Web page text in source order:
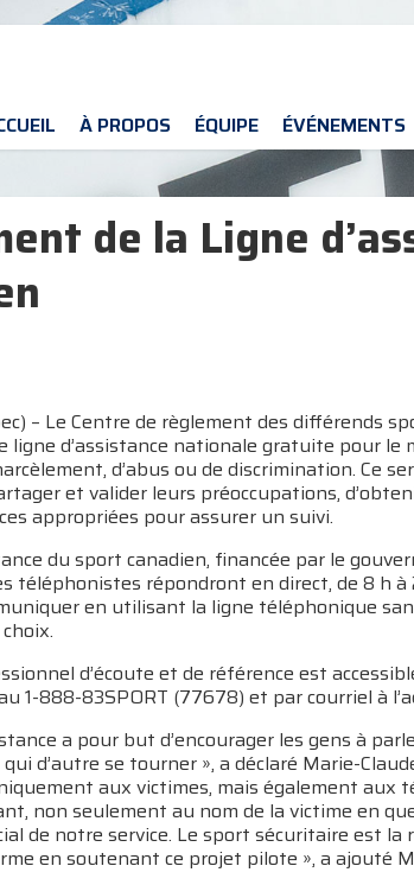
À PROPOS ÉQUIPE ÉVÉNEMENTS
de la Ligne
– Le Centre de règlement des différends
ligne d’assistance nationale gratuite pour
d’abus ou de discrimination. Ce
et valider leurs préoccupations,
appropriées pour assurer un suivi.
du sport canadien, financée par le
téléphonistes répondront en direct, de 8 h
en utilisant la ligne téléphonique
d’écoute et de référence est
1-888-83SPORT (77678) et par courriel à
a pour but d’encourager les gens à
d’autre se tourner », a déclaré Marie-
aux victimes, mais également
non seulement au nom de la victime en
de notre service. Le sport sécuritaire est
en soutenant ce projet pilote », a ajouté